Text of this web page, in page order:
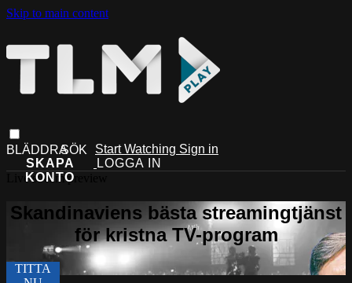
Skip to main content
Start Watching Sign in
Live stream preview